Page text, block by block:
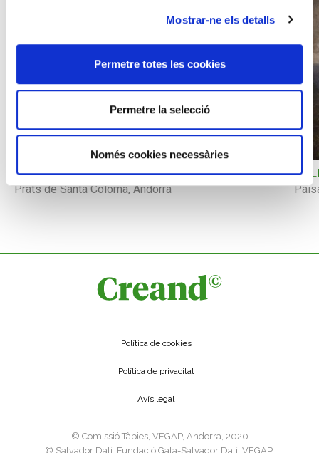
Mostrar-ne els detalls
Permetre totes les cookies
Permetre la selecció
Només cookies necessàries
JOAQUIM MIR
Prats de Santa Coloma, Andorra
Política de cookies
Política de privacitat
Avís legal
©️ Comissió Tàpies, VEGAP, Andorra, 2020
©️ Salvador Dalí, Fundació Gala-Salvador Dalí, VEGAP,